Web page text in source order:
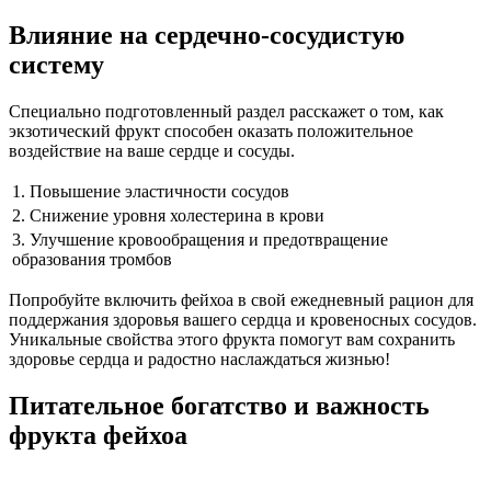
Влияние на сердечно-сосудистую
систему
Специально подготовленный раздел расскажет о том, как
экзотический фрукт способен оказать положительное
воздействие на ваше сердце и сосуды.
1. Повышение эластичности сосудов
2. Снижение уровня холестерина в крови
3. Улучшение кровообращения и предотвращение
образования тромбов
Попробуйте включить фейхоа в свой ежедневный рацион для
поддержания здоровья вашего сердца и кровеносных сосудов.
Уникальные свойства этого фрукта помогут вам сохранить
здоровье сердца и радостно наслаждаться жизнью!
Питательное богатство и важность
фрукта фейхоа